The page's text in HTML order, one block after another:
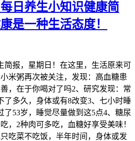
日养生小知识健康简
是一种生活态度！
简报，星期日！在这里，生活原来可
米粥再次被关注，发现：高血糖患
，在于你喝对了吗2、研究发现：常
了多久，身体或有8改变3、七小时睡
了53岁，睡觉尽量做到这5点4、糖尿
，2种肉可多吃，血糖好享受美味！
吃菜不吃饭，半年时间，身体或发